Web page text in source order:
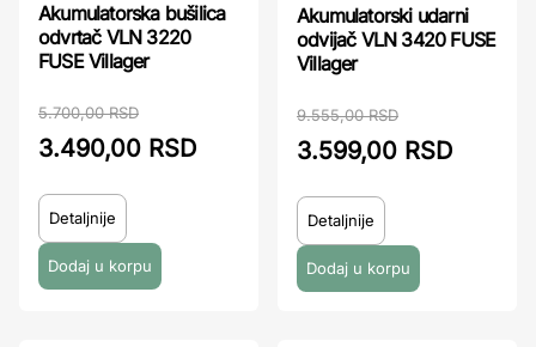
Akumulatorska bušilica
odvrtač VLN 3220
FUSE Villager
5.700,00 RSD
3.490,00 RSD
Detaljnije
Akumulatorski udarni
odvijač VLN 3420 FUSE
Villager
9.555,00 RSD
3.599,00 RSD
Detaljnije